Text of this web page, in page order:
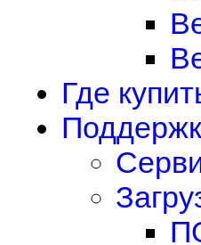
Где